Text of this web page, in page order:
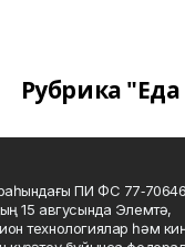
Рубрика
ПИ ФС
15 авгусында Элемтә,
технологиялар һәм